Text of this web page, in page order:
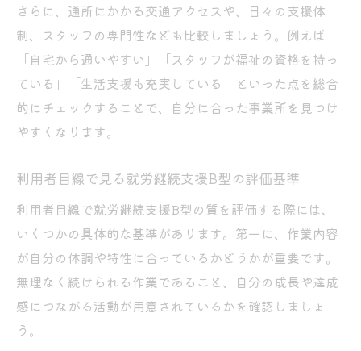
就労継続支援B型の相談体制と個別支援の重
要性
安心して相談できる就労継続支援B型選びの
スタッフ対応が丁寧な就労継続支援B型の特
就労継続支援B型で受けられる支援内容を解
説
利用前に相談しやすい就労継続支援B型の探
し方
長く続けやすいB型支援の決め手とは何か
就労継続支援B型が長続きする理由を徹底解
さらに、通所にかかる交通アクセスや、日々の支援体
制、スタッフの専門性なども比較しましょう。例えば
「自宅から通いやすい」「スタッフが福祉の資格を持っ
ている」「生活支援も充実している」といった点を総合
的にチェックすることで、自分に合った事業所を見つけ
やすくなります。
利用者目線で見る就労継続支援B型の評価基準
利用者目線で就労継続支援B型の質を評価する際には、
いくつかの具体的な基準があります。第一に、作業内容
が自分の体調や特性に合っているかどうかが重要です。
無理なく続けられる作業であること、自分の成長や達成
感につながる活動が用意されているかを確認しましょ
う。